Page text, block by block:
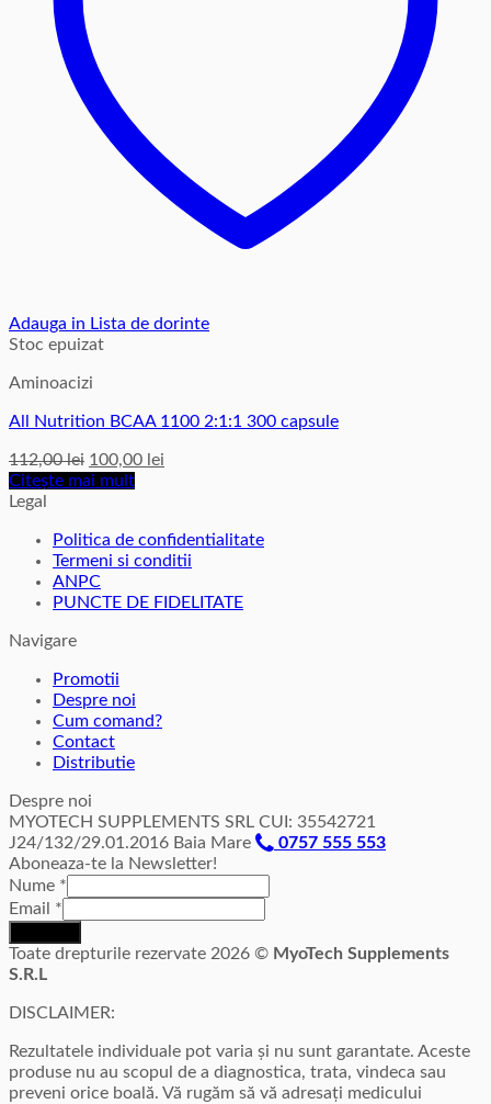
Adauga in Lista de dorinte
Stoc epuizat
Aminoacizi
All Nutrition BCAA 1100 2:1:1 300 capsule
112,00lei Prețul
inițial
112,00 lei.
100,00 lei
Citește mai mult
Legal
Politica de confidentialitate
Termeni si conditii
ANPC
PUNCTE DE FIDELITATE
Navigare
Promotii
Despre noi
Cum comand?
Contact
Distributie
Despre noi
MYOTECH SUPPLEMENTS SRL CUI: 35542721
J24/132/29.01.2016 Baia Mare
0757 555 553
Aboneaza-te la Newsletter!
Nume *
Email *
Toate drepturile rezervate 2026 © MyoTech Supplements
S.R.L
DISCLAIMER:
Rezultatele individuale pot varia și nu sunt garantate. Aceste
produse nu au scopul de a diagnostica, trata, vindeca sau
preveni orice boală. Vă rugăm să vă adresați medicului